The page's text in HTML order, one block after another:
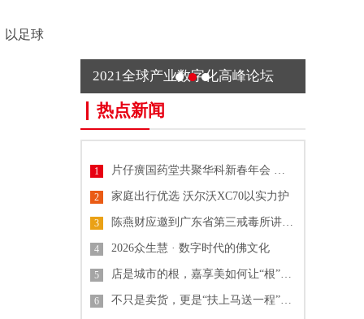
以足球
2021全球产业数字化高峰论坛
热点新闻
1 片仔癀国药堂共聚华科新春年会 非遗雅
2 家庭出行优选 沃尔沃XC70以实力护
3 陈燕财应邀到广东省第三戒毒所讲课：蓝
4 2026众生慧 · 数字时代的佛文化
5 店是城市的根，嘉享美如何让“根”扎得
6 不只是卖货，更是“扶上马送一程”：揭